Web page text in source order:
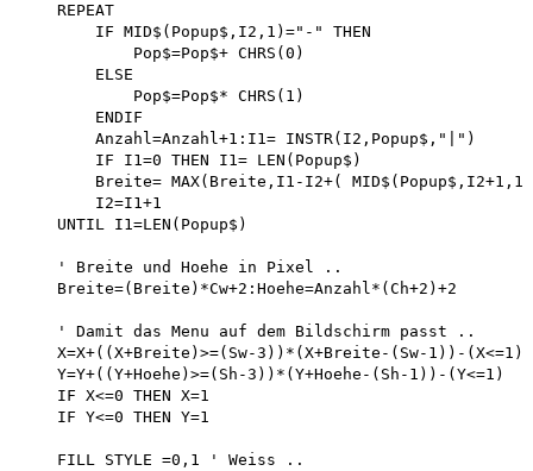
    REPEAT
        IF MID$(Popup$,I2,1)="-" THEN
            Pop$=Pop$+ CHRS(0)
        ELSE
            Pop$=Pop$* CHRS(1)
        ENDIF
        Anzahl=Anzahl+1:I1= INSTR(I2,Popup$,"|")
        IF I1=0 THEN I1= LEN(Popup$)
Breite= MAX(Breite,I1-I2+(
        I2=I1+1
    UNTIL I1=LEN(Popup$)
    ' Breite und Hoehe in Pixel ..
    Breite=(Breite)*Cw+2:Hoehe=Anzahl*(Ch+2)+2
    ' Damit das Menu auf dem Bildschirm passt ..
    X=X+((X+Breite)>=(Sw-3))*(X+Breite-(Sw-1))-(X<=1)
    Y=Y+((Y+Hoehe)>=(Sh-3))*(Y+Hoehe-(Sh-1))-(Y<=1)
    IF X<=0 THEN X=1
    IF Y<=0 THEN Y=1
    FILL STYLE =0,1 ' Weiss ..